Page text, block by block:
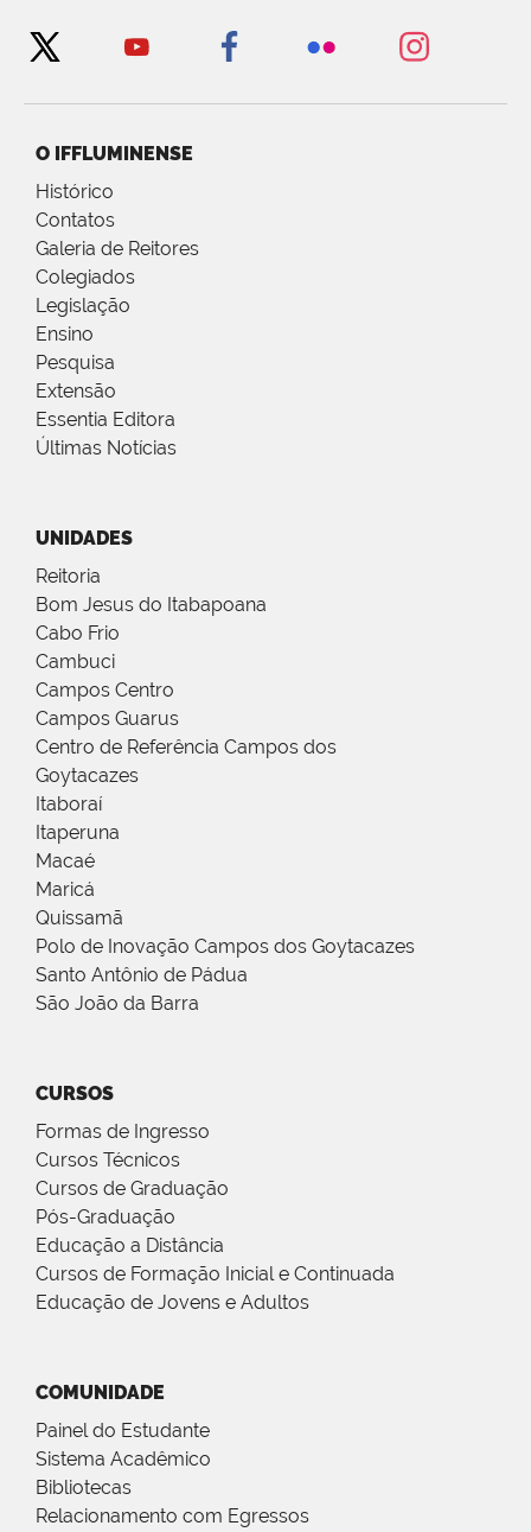
O IFFLUMINENSE
Histórico
Contatos
Galeria de Reitores
Colegiados
Legislação
Ensino
Pesquisa
Extensão
Essentia Editora
Últimas Notícias
UNIDADES
Reitoria
Bom Jesus do Itabapoana
Cabo Frio
Cambuci
Campos Centro
Campos Guarus
Centro de Referência Campos dos
Goytacazes
Itaboraí
Itaperuna
Macaé
Maricá
Quissamã
Polo de Inovação Campos dos Goytacazes
Santo Antônio de Pádua
São João da Barra
CURSOS
Formas de Ingresso
Cursos Técnicos
Cursos de Graduação
Pós-Graduação
Educação a Distância
Cursos de Formação Inicial e Continuada
Educação de Jovens e Adultos
COMUNIDADE
Painel do Estudante
Sistema Acadêmico
Bibliotecas
Relacionamento com Egressos